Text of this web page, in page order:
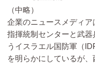
（中略）
企業のニュースメディ
指揮統制センターと武
うイスラエル国防軍（
を明らかにしているが